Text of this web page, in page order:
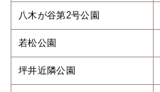
八木が谷第2号公園
若松公園
坪井近隣公園